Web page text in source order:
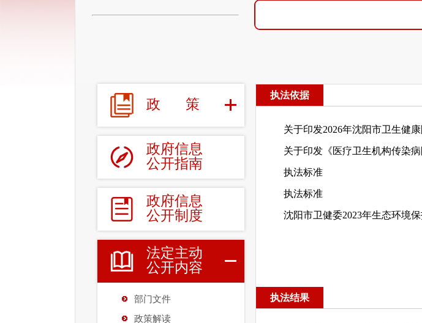
政 策
政府信息
公开指南
政府信息
公开制度
法定主动
公开内容
部门文件
政策解读
执法依据
关于印发2026年沈阳市卫生健
关于印发《医疗卫生机构传染
执法标准
执法标准
沈阳市卫健委2023年生态环境
执法结果